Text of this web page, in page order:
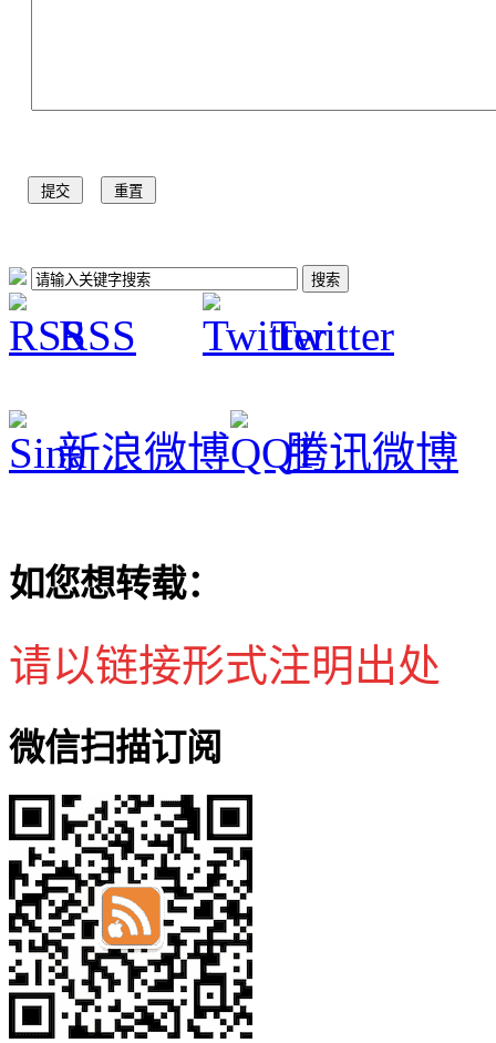
RSS Twitter
新浪微博 腾讯微博
如您想转载：
请以链接形式注明出处
微信扫描订阅